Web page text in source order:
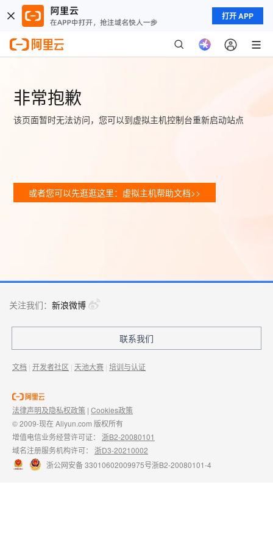
打开 APP
非常抱歉
该页面暂时无法访问，您可以到虚拟主机控制台重新启动站点
或者您可以先逛逛这里：虚拟主机帮助文档>>